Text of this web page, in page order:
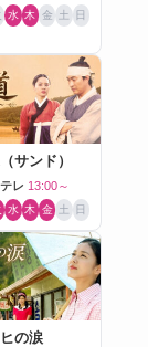
水 木 金 土 日
サンド）
レ 13:00～
水 木 金 土 日
の涙